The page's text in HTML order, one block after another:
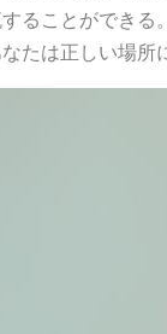
することができ
たは正しい場所